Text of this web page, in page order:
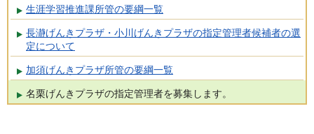
生涯学習推進課所管の要綱一覧
長瀞げんきプラザ・小川げんきプラザの指定管理者候補者の選
定について
加須げんきプラザ所管の要綱一覧
名栗げんきプラザの指定管理者を募集します。